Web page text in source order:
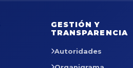
GESTIÓN Y
TRANSPARENCIA
Autoridades